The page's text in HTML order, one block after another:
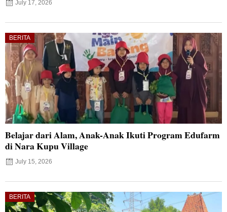
July 17, 2026
BERITA
Belajar dari Alam, Anak-Anak Ikuti Program Edufarm
di Nara Kupu Village
July 15, 2026
BERITA